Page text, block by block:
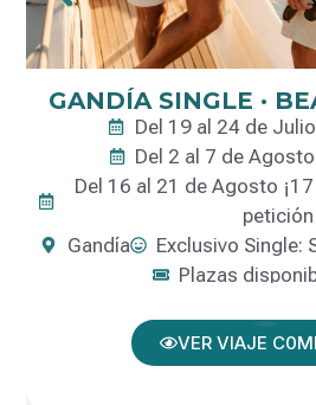
GANDÍA SINGLE ·
Del 19 al 24 de
Del 2 al 7 de
Del 16 al 21 de Agosto
petición
Gandía
Exclusivo Single:
Plazas
VER VIAJE